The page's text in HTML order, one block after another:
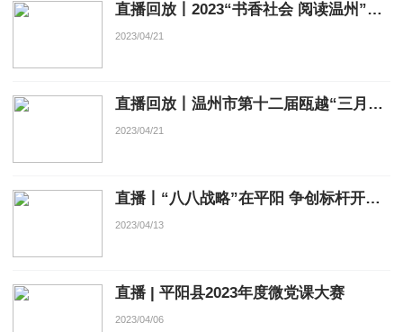
直播回放丨2023“书香社会 阅读温州”全民阅读节启动仪式
2023/04/21
直播回放丨温州市第十二届瓯越“三月三”畲族风情旅游文化节
2023/04/21
直播丨“八八战略”在平阳 争创标杆开新局·青街 新闻发布会
2023/04/13
直播 | 平阳县2023年度微党课大赛
2023/04/06